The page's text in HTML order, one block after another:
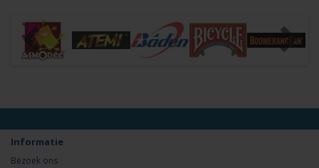
Informatie
Bezoek ons